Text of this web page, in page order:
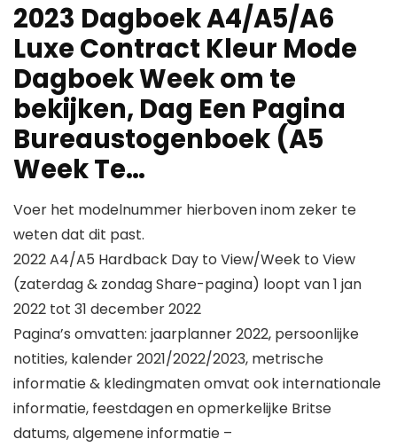
2023 Dagboek A4/A5/A6
Luxe Contract Kleur Mode
Dagboek Week om te
bekijken, Dag Een Pagina
Bureaustogenboek (A5
Week Te…
Voer het modelnummer hierboven inom zeker te
weten dat dit past.
2022 A4/A5 Hardback Day to View/Week to View
(zaterdag & zondag Share-pagina) loopt van 1 jan
2022 tot 31 december 2022
Pagina’s omvatten: jaarplanner 2022, persoonlijke
notities, kalender 2021/2022/2023, metrische
informatie & kledingmaten omvat ook internationale
informatie, feestdagen en opmerkelijke Britse
datums, algemene informatie –